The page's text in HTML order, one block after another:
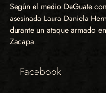
Según el medio
asesinada Laura Daniela
durante un ataque armado
Zacapa.
Facebook